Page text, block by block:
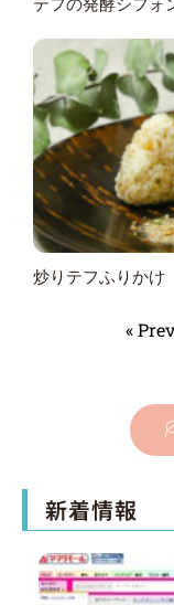
テフの発酵シフォ
炒りテフふりかけ
«
新着情報